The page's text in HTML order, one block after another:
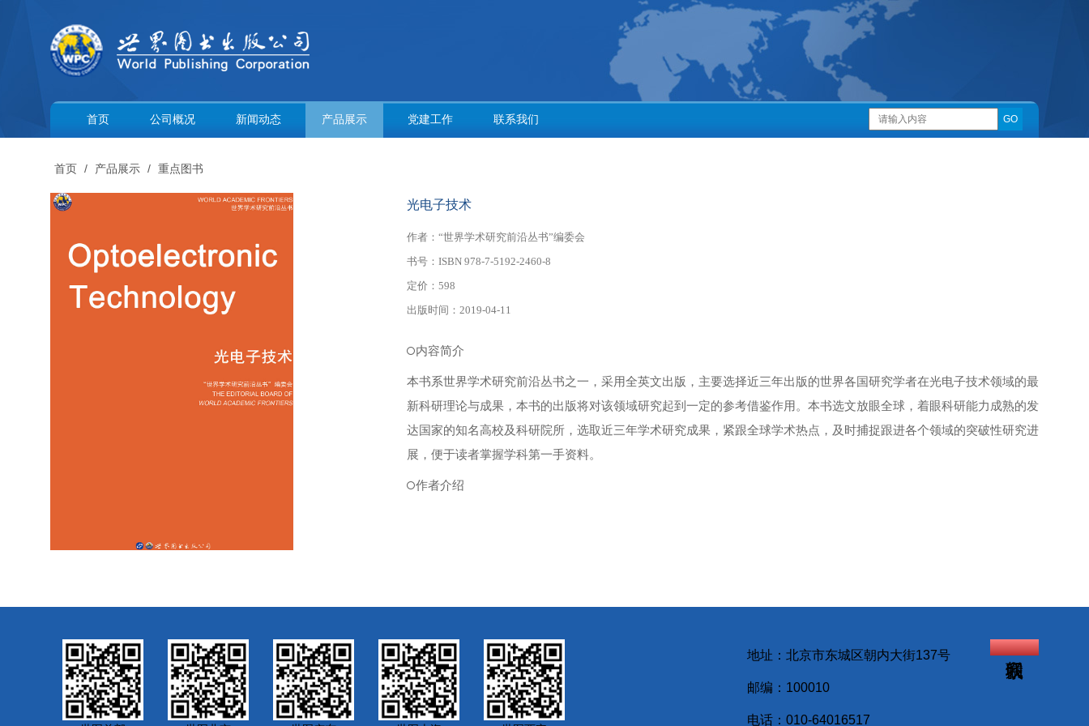
首页 公司概况 新闻动态 产品展示 党建工作 联系我们
首页 / 产品展示 / 重点图书
光电子技术
作者：“世界学术研究前沿丛书”编委会
书号：ISBN 978-7-5192-2460-8
定价：598
出版时间：2019-04-11
内容简介
本书系世界学术研究前沿丛书之一，采用全英文出版，主要选择近三年出版的世界各国研究学者在光电子技术领域的最
新科研理论与成果，本书的出版将对该领域研究起到一定的参考借鉴作用。本书选文放眼全球，着眼科研能力成熟的发
达国家的知名高校及科研院所，选取近三年学术研究成果，紧跟全球学术热点，及时捕捉跟进各个领域的突破性研究进
展，便于读者掌握学科第一手资料。
作者介绍
地址：北京市东城区朝内大街137号
邮编：100010
电话：010-64016517